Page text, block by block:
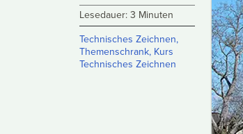
Lesedauer: 3 Minuten
Technisches Zeichnen,
Themenschrank, Kurs
Technisches Zeichnen